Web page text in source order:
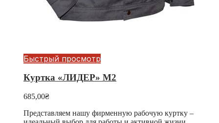
Быстрый просмотр
Куртка «ЛИДЕР» М2
685,00₴
Представляем нашу фирменную рабочую куртку –